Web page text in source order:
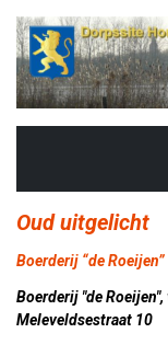
Oud uitgelicht
Boerderij “de Roeijen”
Boerderij "de
Meleveldsestraat 10